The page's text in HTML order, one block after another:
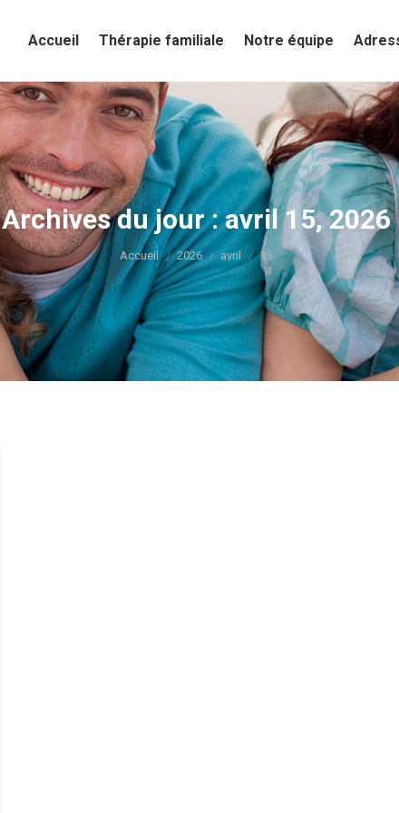
Accueil Thérapie familiale Notre équipe
Archives du jour :avril 15, 2026
Vous êtes ici :
Accueil 2026 avril 15
Accueil Thérapie familiale Notre équipe